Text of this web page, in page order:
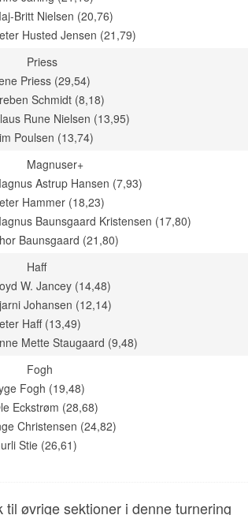
Britt Nielsen (20,76)
Husted Jensen (21,79)
Priess
Priess (29,54)
Schmidt (8,18)
Rune Nielsen (13,95)
Poulsen (13,74)
Magnuser+
Astrup Hansen (7,93)
Hammer (18,23)
Baunsgaard Kristensen (17,80)
Baunsgaard (21,80)
Haff
W. Jancey (14,48)
Johansen (12,14)
Haff (13,49)
Mette Staugaard (9,48)
Fogh
Fogh (19,48)
Eckstrøm (28,68)
Christensen (24,82)
Stie (26,61)
til øvrige sektioner i denne turnering